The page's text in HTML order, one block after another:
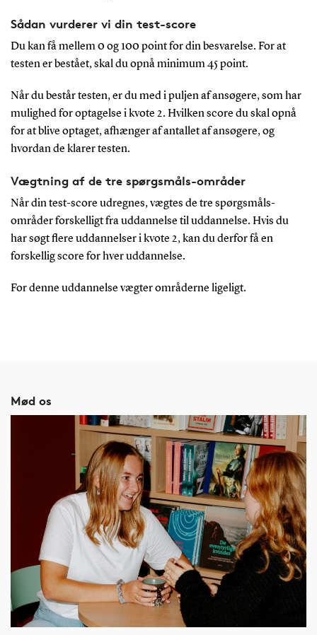
Sådan vurderer vi din test-score
Du kan få mellem 0 og 100 point for din besvarelse. For at
testen er bestået, skal du opnå minimum 45 point.
Når du består testen, er du med i puljen af ansøgere, som har
mulighed for optagelse i kvote 2. Hvilken score du skal opnå
for at blive optaget, afhænger af antallet af ansøgere, og
hvordan de klarer testen.
Vægtning af de tre spørgsmåls-områder
Når din test-score udregnes, vægtes de tre spørgsmåls-
områder forskelligt fra uddannelse til uddannelse. Hvis du
har søgt flere uddannelser i kvote 2, kan du derfor få en
forskellig score for hver uddannelse.
For denne uddannelse vægter områderne ligeligt.
Mød os